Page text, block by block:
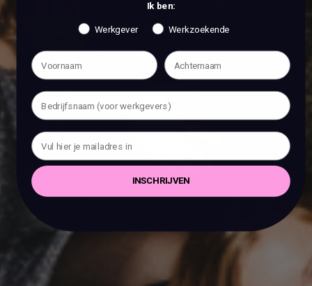
Ik ben:
Werkgever Werkzoekende
INSCHRIJVEN